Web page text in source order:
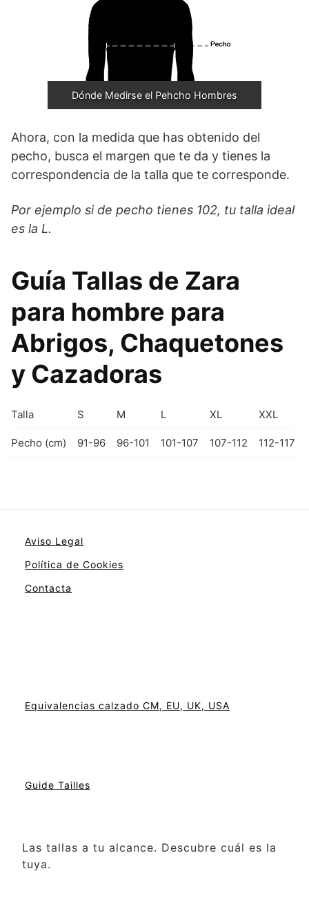
Dónde Medirse el Pehcho Hombres
Ahora, con la medida que has obtenido del
pecho, busca el margen que te da y tienes la
correspondencia de la talla que te corresponde.
Por ejemplo si de pecho tienes 102, tu talla ideal
es la L.
Guía Tallas de Zara
para hombre para
Abrigos, Chaquetones
y Cazadoras
Talla S M L XL XXL
Pecho (cm) 91-96 96-101 101-107 107-112 112-117
Aviso Legal
Política de Cookies
Contacta
Equivalencias calzado CM, EU, UK, USA
Guide Tailles
Las tallas a tu alcance. Descubre cuál es la
tuya.